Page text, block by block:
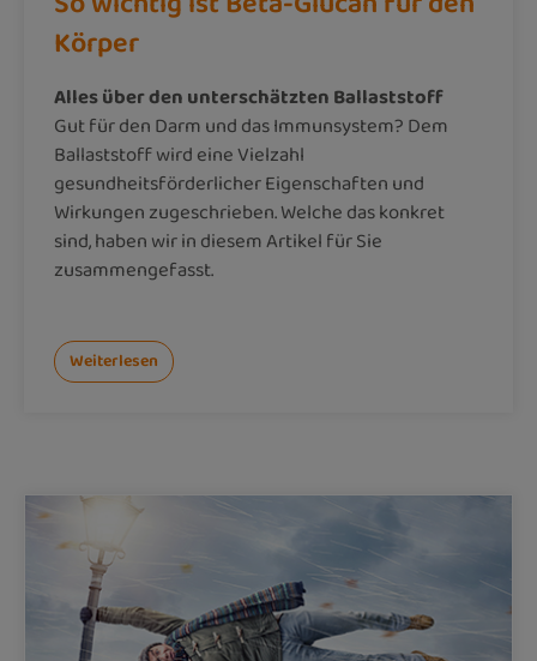
Körper
Alles über den unterschätzten Ballaststoff
Gut für den Darm und das Immunsystem? Dem
Ballaststoff wird eine Vielzahl
gesundheitsförderlicher Eigenschaften und
Wirkungen zugeschrieben. Welche das konkret
sind, haben wir in diesem Artikel für Sie
zusammengefasst.
Weiterlesen